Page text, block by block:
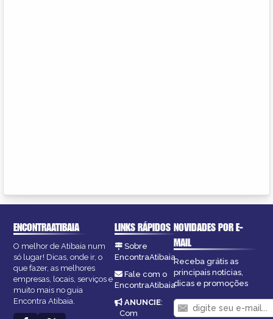
ENCONTRAATIBAIA
O melhor de Atibaia num
só lugar! Dicas, onde ir, o
que fazer, as melhores
empresas, locais, serviços e
muito mais no guia
Encontra Atibaia.
LINKS RÁPIDOS
Sobre
EncontraAtibaia
Fale com o
EncontraAtibaia
ANUNCIE:
Com
NOVIDADES POR E-
MAIL
Receba grátis as
principais notícias,
dicas e promoções